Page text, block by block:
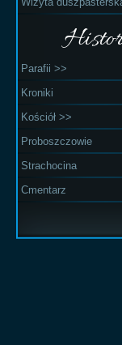
Parafii >>
Kroniki
Kościół >>
Proboszczowie
Strachocina
Cmentarz